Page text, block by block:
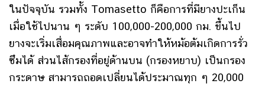
ในปัจจุบัน รวมทั้ง Tomasetto ก็คือการที่มียางปะเก็น
เมื่อใช้ไปนาน ๆ ระดับ 100,000-200,000 กม. ขึ้นไป
ยางจะเริ่มเสื่อมคุณภาพและอาจทำให้หม้อต้มเกิดการรั่ว
ซึมได้ ส่วนไส้กรองที่อยู่ด้านบน (กรองหยาบ) เป็นกรอง
กระดาษ สามารถถอดเปลี่ยนได้ประมาณทุก ๆ 20,000